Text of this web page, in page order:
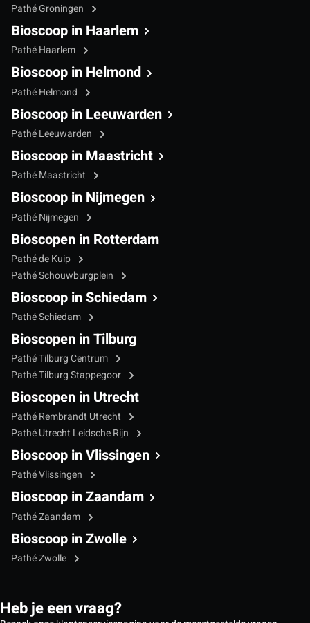
Pathé Groningen
Bioscoop in Haarlem
Pathé Haarlem
Bioscoop in Helmond
Pathé Helmond
Bioscoop in Leeuwarden
Pathé Leeuwarden
Bioscoop in Maastricht
Pathé Maastricht
Bioscoop in Nijmegen
Pathé Nijmegen
Bioscopen in Rotterdam
Pathé de Kuip
Pathé Schouwburgplein
Bioscoop in Schiedam
Pathé Schiedam
Bioscopen in Tilburg
Pathé Tilburg Centrum
Pathé Tilburg Stappegoor
Bioscopen in Utrecht
Pathé Rembrandt Utrecht
Pathé Utrecht Leidsche Rijn
Bioscoop in Vlissingen
Pathé Vlissingen
Bioscoop in Zaandam
Pathé Zaandam
Bioscoop in Zwolle
Pathé Zwolle
Heb je een vraag?